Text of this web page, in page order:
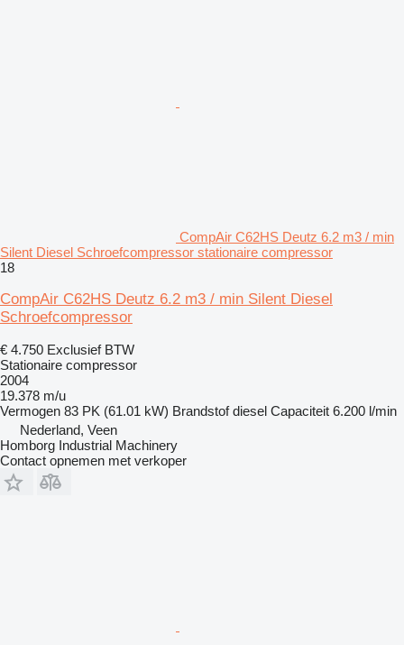
CompAir C62HS Deutz 6.2 m3 / min
Silent Diesel Schroefcompressor stationaire compressor
18
CompAir C62HS Deutz 6.2 m3 / min Silent Diesel
Schroefcompressor
€ 4.750 Exclusief BTW
Stationaire compressor
2004
19.378 m/u
Vermogen 83 PK (61.01 kW) Brandstof diesel Capaciteit 6.200 l/min
Nederland, Veen
Homborg Industrial Machinery
Contact opnemen met verkoper